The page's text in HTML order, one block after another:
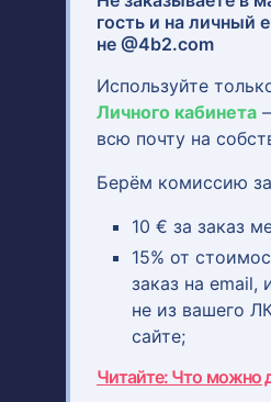
гость и на личный
не @4b2.com
Используйте
Личного кабинета
всю почту на
Берём комиссию
10 € за заказ
15% от
заказ на email,
не из вашего
сайте;
Читайте: Что можно